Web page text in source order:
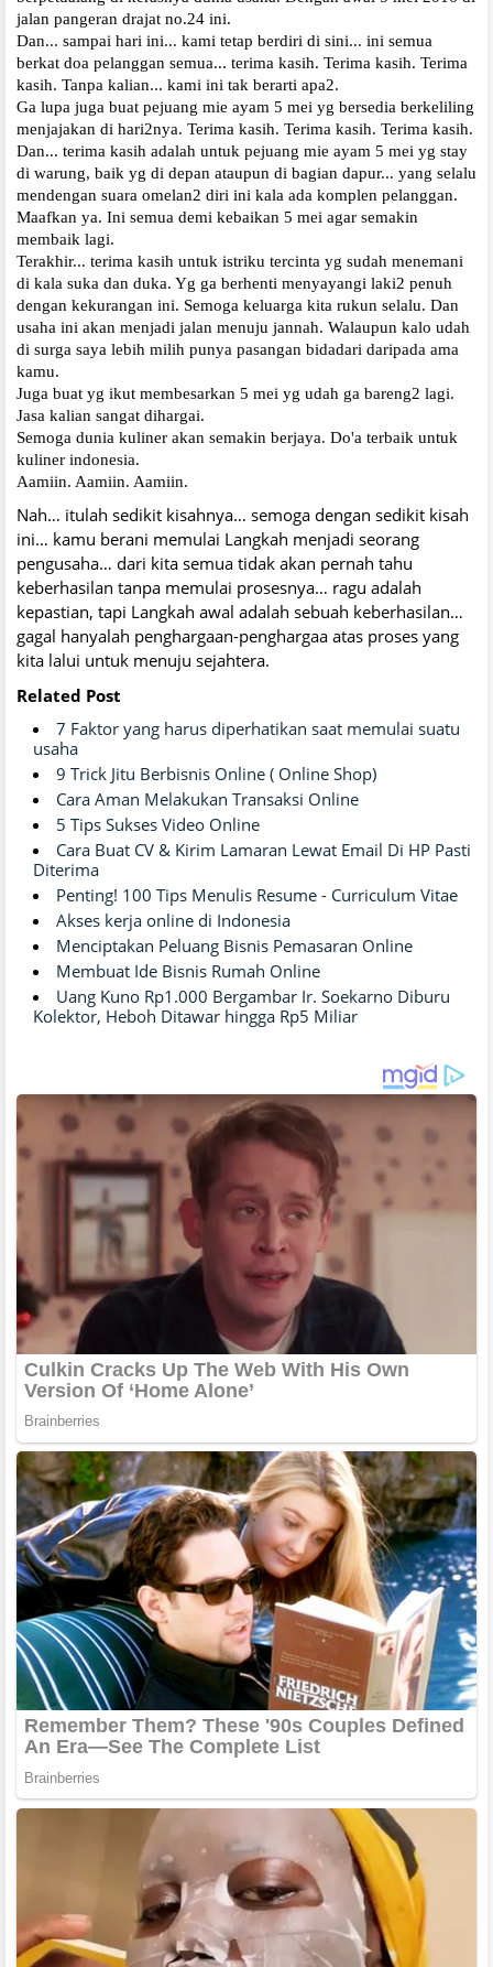
jalan pangeran drajat no.24 ini.
Dan... sampai hari ini... kami tetap berdiri di sini... ini semua
berkat doa pelanggan semua... terima kasih. Terima kasih. Terima
kasih. Tanpa kalian... kami ini tak berarti apa2.
Ga lupa juga buat pejuang mie ayam 5 mei yg bersedia berkeliling
menjajakan di hari2nya. Terima kasih. Terima kasih. Terima kasih.
Dan... terima kasih adalah untuk pejuang mie ayam 5 mei yg stay
di warung, baik yg di depan ataupun di bagian dapur... yang selalu
mendengan suara omelan2 diri ini kala ada komplen pelanggan.
Maafkan ya. Ini semua demi kebaikan 5 mei agar semakin
membaik lagi.
Terakhir... terima kasih untuk istriku tercinta yg sudah menemani
di kala suka dan duka. Yg ga berhenti menyayangi laki2 penuh
dengan kekurangan ini. Semoga keluarga kita rukun selalu. Dan
usaha ini akan menjadi jalan menuju jannah. Walaupun kalo udah
di surga saya lebih milih punya pasangan bidadari daripada ama
kamu.
Juga buat yg ikut membesarkan 5 mei yg udah ga bareng2 lagi.
Jasa kalian sangat dihargai.
Semoga dunia kuliner akan semakin berjaya. Do'a terbaik untuk
kuliner indonesia.
Aamiin. Aamiin. Aamiin.
Nah… itulah sedikit kisahnya… semoga dengan sedikit kisah
ini… kamu berani memulai Langkah menjadi seorang
pengusaha… dari kita semua tidak akan pernah tahu
keberhasilan tanpa memulai prosesnya… ragu adalah
kepastian, tapi Langkah awal adalah sebuah keberhasilan…
gagal hanyalah penghargaan-penghargaa atas proses yang
kita lalui untuk menuju sejahtera.
Related Post
7 Faktor yang harus diperhatikan saat memulai suatu
usaha
9 Trick Jitu Berbisnis Online ( Online Shop)
Cara Aman Melakukan Transaksi Online
5 Tips Sukses Video Online
Cara Buat CV & Kirim Lamaran Lewat Email Di HP Pasti
Diterima
Penting! 100 Tips Menulis Resume - Curriculum Vitae
Akses kerja online di Indonesia
Menciptakan Peluang Bisnis Pemasaran Online
Membuat Ide Bisnis Rumah Online
Uang Kuno Rp1.000 Bergambar Ir. Soekarno Diburu
Kolektor, Heboh Ditawar hingga Rp5 Miliar